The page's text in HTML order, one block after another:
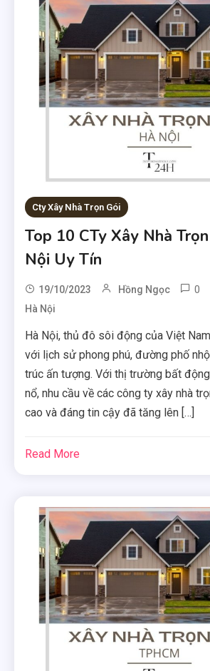
Cty Xây Nhà Trọn Gói
Top 10 CTy Xây Nhà
Nội Uy Tín
19/10/2023 Hồng Ngọc 0
Hà Nội
Hà Nội, thủ đô sôi động của Việt
với lịch sử phong phú, đường phố
trúc ấn tượng. Với thị trường bất
nổ, nhu cầu về các công ty xây nhà
cao và đáng tin cậy đã tăng lên […]
Read More